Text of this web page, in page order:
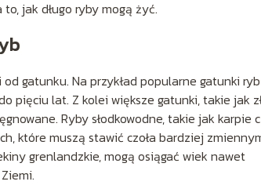
jak długo ryby mogą żyć.
gatunku. Na przykład popularne gatunki ryb
pięciu lat. Z kolei większe gatunki, takie jak
Ryby słodkowodne, takie jak karpie
które muszą stawić czoła bardziej
grenlandzkie, mogą osiągać wiek nawet